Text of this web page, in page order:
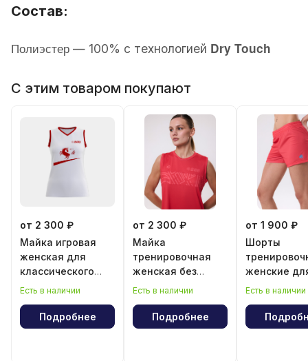
Состав:
Полиэстер — 100% с технологией Dry Touch
С этим товаром покупают
от 2 300 ₽
Майка игровая
женская для
классического
волейбола "Год
Есть в наличии
Подробнее
от 2 300 ₽
Майка
тренировочная
женская без
рукава
Есть в наличии
Подробнее
от 1 900 ₽
Шорты
женские
Есть в наличии